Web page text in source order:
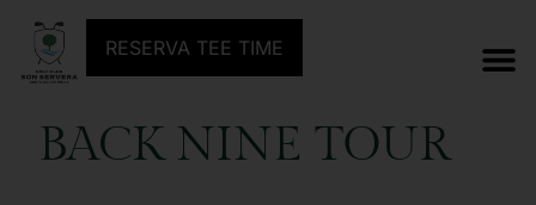
RESERVA TEE TIME
ANTERIOR TORNEO
BACK NINE TOUR